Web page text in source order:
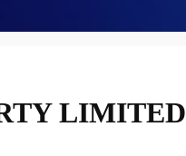
LIMITED